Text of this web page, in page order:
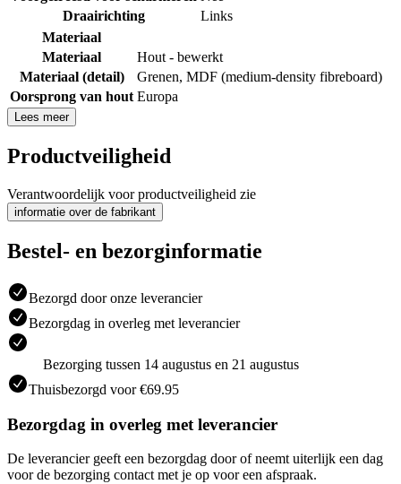
Draairichting
Links
Materiaal
Materiaal
Hout - bewerkt
Materiaal (detail)
Grenen, MDF (medium-density fibreboard)
Oorsprong van hout Europa
Lees meer
Productveiligheid
Verantwoordelijk voor productveiligheid zie
informatie over de fabrikant
Bestel- en bezorginformatie
Bezorgd door onze leverancier
Bezorgdag in overleg met leverancier
Bezorging tussen 14 augustus en 21 augustus
Thuisbezorgd voor €69.95
Bezorgdag in overleg met leverancier
De leverancier geeft een bezorgdag door of neemt uiterlijk een dag
voor de bezorging contact met je op voor een afspraak.